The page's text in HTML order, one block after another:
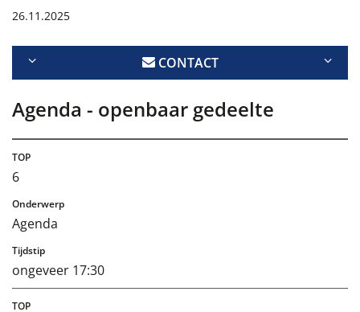
26.11.2025
CONTACT
Agenda - openbaar gedeelte
6
Agenda
ongeveer 17:30